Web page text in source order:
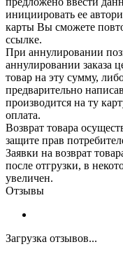
инициировать ее
карты Вы сможете
ссылке.
При аннулировании
аннулировании заказа
товар на эту сумму,
предварительно
производится на ту
оплата.
Возврат товара
защите прав
Заявки на возврат
после отгрузки, в
увеличен.
Отзывы
Загрузка отзывов...